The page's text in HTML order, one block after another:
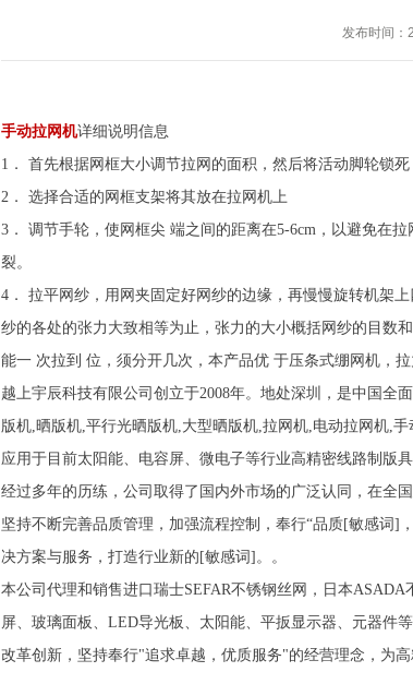
发布时间：
手动拉网机详细说明信息
1． 首先根据网框大小调节拉网的面积，然后将活动脚轮锁死
2． 选择合适的网框支架将其放在拉网机上
3． 调节手轮，使网框尖 端之间的距离在5-6cm，以避免在
裂。
4． 拉平网纱，用网夹固定好网纱的边缘，再慢慢旋转机架
纱的各处的张力大致相等为止，张力的大小概括网纱的目数
能一 次拉到 位，须分开几次，本产品优 于压条式绷网机，
越上宇辰科技有限公司创立于2008年。地处深圳，是中国全
版机,晒版机,平行光晒版机,大型晒版机,拉网机,电动拉网机,
应用于目前太阳能、电容屏、微电子等行业高精密线路制版
经过多年的历练，公司取得了国内外市场的广泛认同，在全
坚持不断完善品质管理，加强流程控制，奉行“品质[敏感词]
决方案与服务，打造行业新的[敏感词]。。
本公司代理和销售进口瑞士SEFAR不锈钢丝网，日本
屏、玻璃面板、LED导光板、太阳能、平扳显示器、元器件
改革创新，坚持奉行"追求卓越，优质服务"的经营理念，为高